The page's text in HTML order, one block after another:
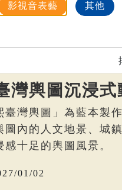
影視音表藝 其他
灣輿圖沉浸式
臺灣輿圖」為藍本製
內的人文地景、城
十足的輿圖風景。
01/02